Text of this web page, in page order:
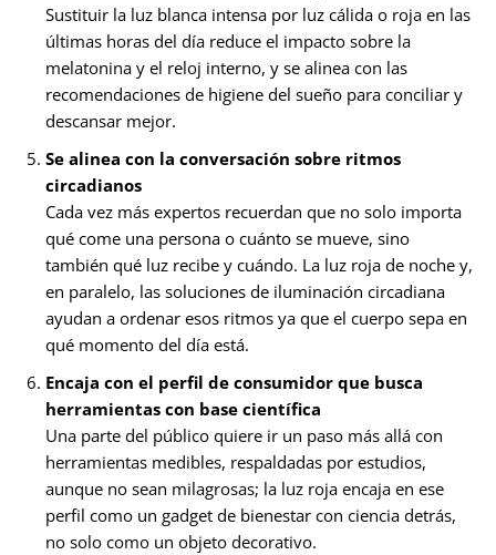
Sustituir la luz blanca intensa por luz cálida o roja en las
últimas horas del día reduce el impacto sobre la
melatonina y el reloj interno, y se alinea con las
recomendaciones de higiene del sueño para conciliar y
descansar mejor.
Se alinea con la conversación sobre ritmos
circadianos
Cada vez más expertos recuerdan que no solo importa
qué come una persona o cuánto se mueve, sino
también qué luz recibe y cuándo. La luz roja de noche y,
en paralelo, las soluciones de iluminación circadiana
ayudan a ordenar esos ritmos ya que el cuerpo sepa en
qué momento del día está.
Encaja con el perfil de consumidor que busca
herramientas con base científica
Una parte del público quiere ir un paso más allá con
herramientas medibles, respaldadas por estudios,
aunque no sean milagrosas; la luz roja encaja en ese
perfil como un gadget de bienestar con ciencia detrás,
no solo como un objeto decorativo.